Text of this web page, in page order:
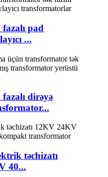
pad
...
dirəyə
təchizatı
40...